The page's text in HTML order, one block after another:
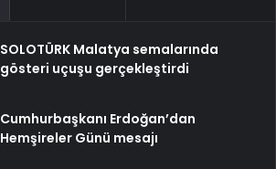
SOLOTÜRK Malatya semalarında
gösteri uçuşu gerçekleştirdi
Cumhurbaşkanı Erdoğan’dan
Hemşireler Günü mesajı